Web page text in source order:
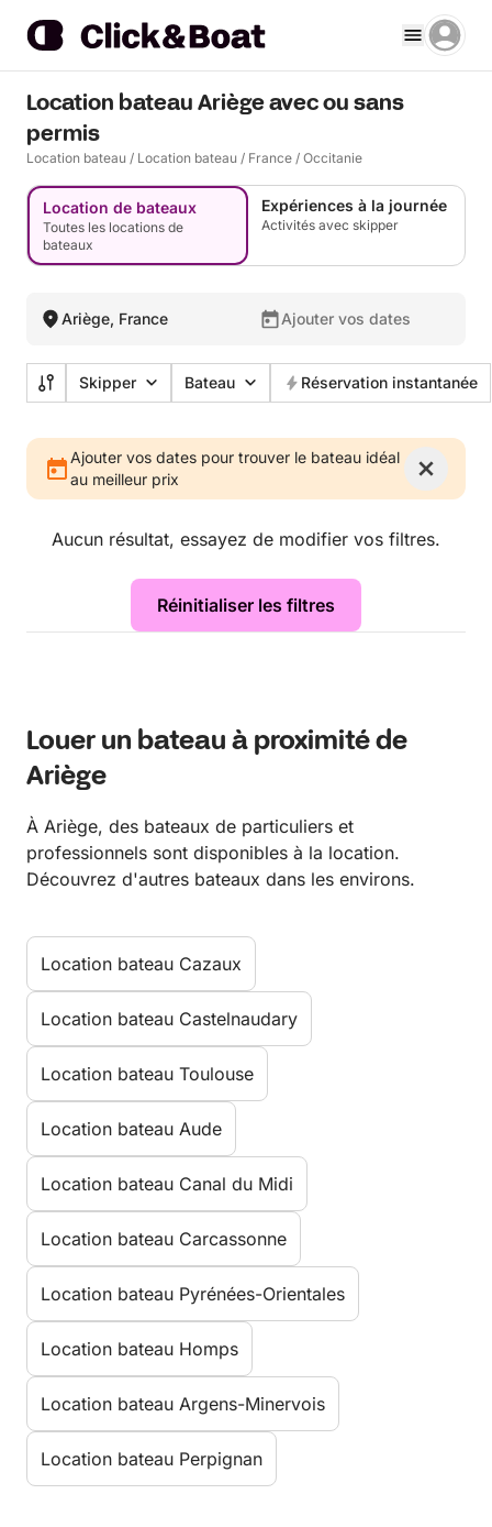
Location bateau Ariège avec ou sans
permis
Location bateau / Location bateau / France / Occitanie
Location de bateaux
Toutes les locations de
bateaux
Expériences à la journée
Activités avec skipper
Ariège, France Ajouter vos dates
Skipper Bateau Réservation instantanée
Ajouter vos dates pour trouver le bateau idéal
au meilleur prix
Aucun résultat, essayez de modifier vos filtres.
Réinitialiser les filtres
Louer un bateau à proximité de
Ariège
À Ariège, des bateaux de particuliers et
professionnels sont disponibles à la location.
Découvrez d'autres bateaux dans les environs.
Location bateau Cazaux
Location bateau Castelnaudary
Location bateau Toulouse
Location bateau Aude
Location bateau Canal du Midi
Location bateau Carcassonne
Location bateau Pyrénées-Orientales
Location bateau Homps
Location bateau Argens-Minervois
Location bateau Perpignan